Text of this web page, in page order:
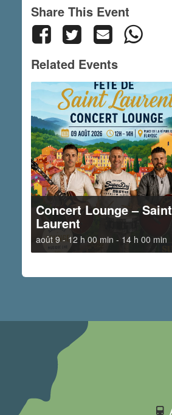
Share This Event
Related Events
Concert Lounge – Saint
Laurent
août 9 - 12 h 00 min - 14 h 00 min